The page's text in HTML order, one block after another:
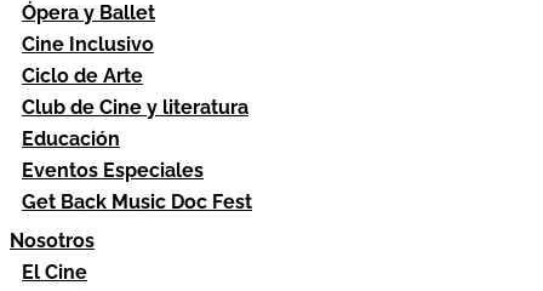
Ópera y Ballet
Cine Inclusivo
Ciclo de Arte
Club de Cine y literatura
Educación
Eventos Especiales
Get Back Music Doc Fest
Nosotros
El Cine